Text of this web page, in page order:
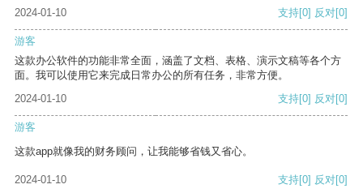
2024-01-10 支持[0] 反对[0]
游客
这款办公软件的功能非常全面，涵盖了文档、表格、演示文稿等各个方
面。我可以使用它来完成日常办公的所有任务，非常方便。
2024-01-10
支持[0] 反对[0]
游客
这款app就像我的财务顾问，让我能够省钱又省心。
2024-01-10 支持[0] 反对[0]